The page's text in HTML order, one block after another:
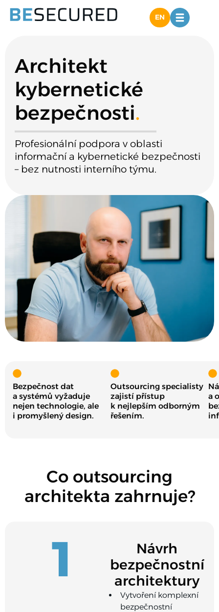
EN
Architekt
kybernetické
bezpečnosti.
Profesionální podpora v oblasti
informační a kybernetické bezpečnosti
– bez nutnosti interního týmu.
Bezpečnost dat
a systémů vyžaduje
nejen technologie, ale
i promyšlený design.
Outsourcing specialisty
zajistí přístup
k nejlepším odborným
řešením.
a
Co outsourcing
architekta zahrnuje?
1 Návrh
bezpečnostní
architektury
Vytvoření komplexní
bezpečnostní